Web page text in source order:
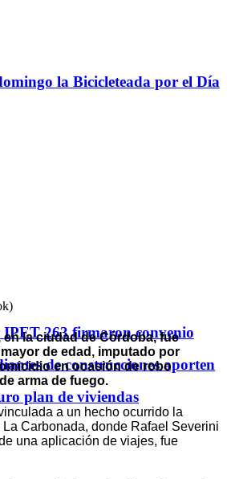
la Bicicleteada por el Día
263 firmaron convenio
de construcciones aporten
plan de viviendas
en la ciudad de Córdoba, fue
de edad, imputado por
en ocasión de robo
arma de fuego.
a un hecho ocurrido la
Carbonada, donde Rafael Severini
una aplicación de viajes, fue